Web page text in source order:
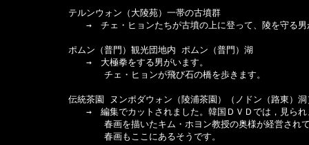
テルンウォン（大陵苑）一帯の古墳群
→　チェ・ヒョンたちが古墳の上に登って、陵を守る男か
ポムン（普門）観光団地内 ポムン（普門）湖
→　大極拳をする男がいます。
チェ・ヒョンが飛び石の橋を歩きます。
伝統茶園 ヌンポダウォン（陵浦茶園）（ノドン（路東）洞
→　編集でカットされました。韓国ＤＶＤでは，見られ
春画を描いたキム・ホヨン教授の奥様が経営されてい
春画もここにあるそうです。